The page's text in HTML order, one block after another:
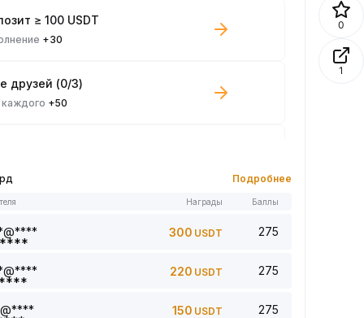
≥ 100 USDT
+30
друзей (0/3)
+50
(0/5)
Подробнее
Награды Баллы
300 USDT 275
220 USDT 275
150 USDT 275
0
1